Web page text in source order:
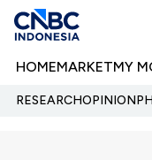
HOMEMARKETMY
RESEARCHOPINION